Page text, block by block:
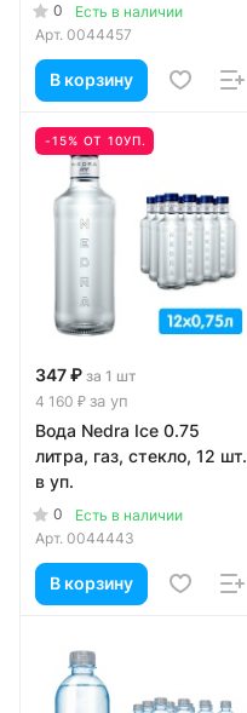
0
Есть в наличии
Арт. 0044457
В корзину
-15% ОТ 10УП.
347 ₽ за 1 шт
4 160 ₽ за уп
Вода Nedra Ice 0.75
литра, газ, стекло, 12 шт.
в уп.
0
Есть в наличии
Арт. 0044443
В корзину